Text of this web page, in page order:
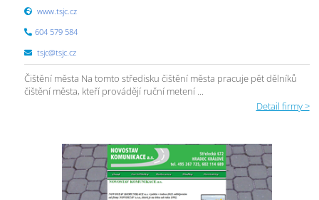
www.tsjc.cz
604 579 584
tsjc@tsjc.cz
Čištění města Na tomto středisku čištění města pracuje pět dělníků
čištění města, kteří provádějí ruční metení ...
Detail firmy >